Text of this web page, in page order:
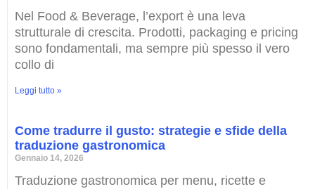
Nel Food & Beverage, l’export è una leva
strutturale di crescita. Prodotti, packaging e pricing
sono fondamentali, ma sempre più spesso il vero
collo di
Leggi tutto »
Come tradurre il gusto: strategie e sfide della
traduzione gastronomica
Gennaio 14, 2026
Traduzione gastronomica per menu, ricette e